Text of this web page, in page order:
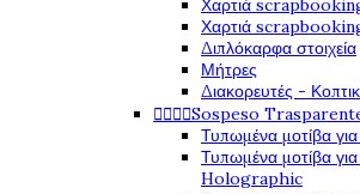
Χαρτιά
Χαρτιά
Διπλόκαρφα στοιχεία
Μήτρες
Διακορευτές -
Sospeso
Τυπωμένα μοτίβα
Τυπωμένα μοτίβα
Holographic